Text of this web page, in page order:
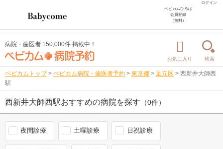
ログイン
ベビカムひろば
会員登録
（無料）
病院・歯医者 150,000件 掲載中！
お気に入り 検索
ベビカムトップ > ベビカム病院・歯医者予約 > 東京都 > 足立区 > 西新井大師西
駅
西新井大師西駅おすすめの病院を探す （0件）
夜間診療 土曜診療 日祝診療